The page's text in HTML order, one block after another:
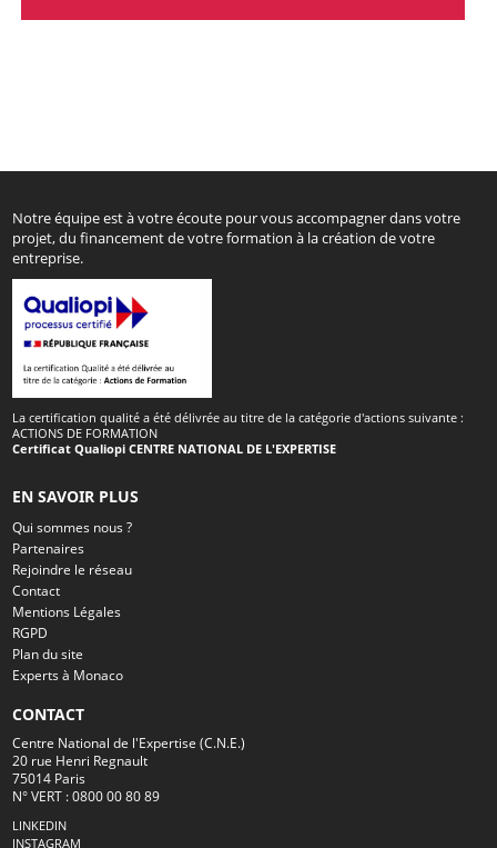
Notre équipe est à votre écoute pour vous accompagner dans votre
projet, du financement de votre formation à la création de votre
entreprise.
La certification qualité a été délivrée au titre de la catégorie d'actions suivante :
ACTIONS DE FORMATION
Certificat Qualiopi CENTRE NATIONAL DE L'EXPERTISE
EN SAVOIR PLUS
Qui sommes nous ?
Partenaires
Rejoindre le réseau
Contact
Mentions Légales
RGPD
Plan du site
Experts à Monaco
CONTACT
Centre National de l'Expertise (C.N.E.)
20 rue Henri Regnault
75014 Paris
N° VERT : 0800 00 80 89
LINKEDIN
INSTAGRAM